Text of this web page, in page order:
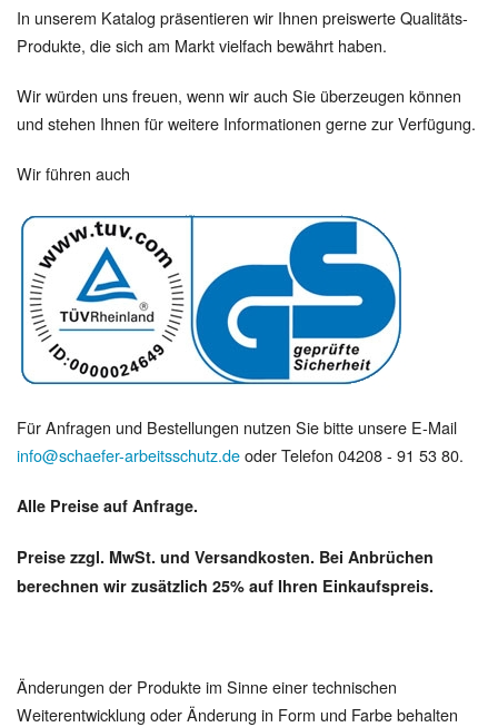
In unserem Katalog präsentieren wir Ihnen preiswerte Qualitäts-
Produkte, die sich am Markt vielfach bewährt haben.
Wir würden uns freuen, wenn wir auch Sie überzeugen können
und stehen Ihnen für weitere Informationen gerne zur Verfügung.
Wir führen auch
Für Anfragen und Bestellungen nutzen Sie bitte unsere E-Mail
info@schaefer-arbeitsschutz.deoder Telefon 04208 - 91 53 80.
Alle Preise auf Anfrage.
Preise zzgl. MwSt. und Versandkosten. Bei Anbrüchen
berechnen wir zusätzlich 25% auf Ihren Einkaufspreis.
Änderungen der Produkte im Sinne einer technischen
Weiterentwicklung oder Änderung in Form und Farbe behalten